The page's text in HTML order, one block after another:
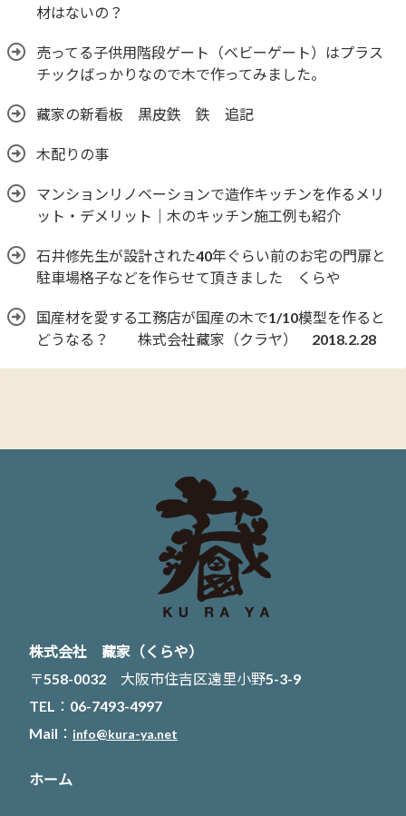
材はないの？
売ってる子供用階段ゲート（ベビーゲート）はプラス
チックばっかりなので木で作ってみました。
藏家の新看板 黒皮鉄 鉄 追記
木配りの事
マンションリノベーションで造作キッチンを作るメリ
ット・デメリット｜木のキッチン施工例も紹介
石井修先生が設計された40年ぐらい前のお宅の門扉と
駐車場格子などを作らせて頂きました くらや
国産材を愛する工務店が国産の木で1/10模型を作ると
どうなる？ 株式会社藏家（クラヤ） 2018.2.28
株式会社 藏家（くらや）
〒558-0032 大阪市住吉区遠里小野5-3-9
TEL：06-7493-4997
Mail： info@kura-ya.net
ホーム